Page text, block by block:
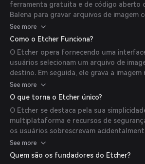
ferramenta gratuita e de código aberto
Balena para gravar arquivos de imagem
mídias de armazenamento como cartões
flash USB. Ele simplifica o processo de
processo de gravação.
See more
Como o Etcher Funciona?
O Etcher opera fornecendo uma
usuários selecionam um arquivo de
destino. Em seguida, ele grava a
realiza verificações de validação para
dados. Construído com o framework
multiplataforma, suportando Windows,
See more
O que torna o Etcher único?
O Etcher se destaca pela sua
multiplataforma e recursos de
os usuários sobrescrevam
rígidos. Também oferece uma interface
suporta gravação direta de dispositivos
See more
Quem são os fundadores do Etcher?